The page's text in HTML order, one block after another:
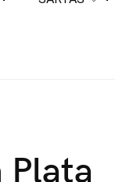
Plata